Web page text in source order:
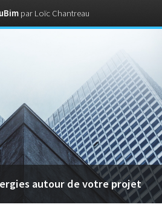
autour de votre projet
par Loïc Chantreau